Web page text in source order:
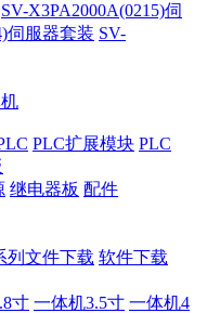
SV-X3PA2000A(0215)伺
伺服器套装 SV-
PLC扩展模块 PLC
继电器板 配件
列文件下载 软件下载
寸 一体机3.5寸 一体机4